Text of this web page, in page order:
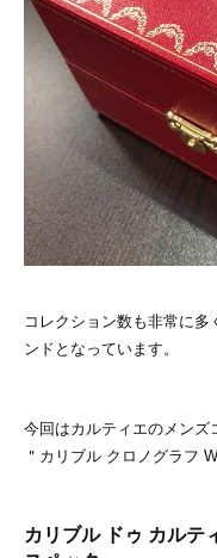
コレクション数も非常に
ンドとなっています。
今回はカルティエのメンズ
＂カリブル クロノグラフ
カリブル ドゥ カルテ